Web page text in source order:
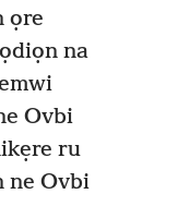
ọre
na
Ovbi
ru
ne Ovbi